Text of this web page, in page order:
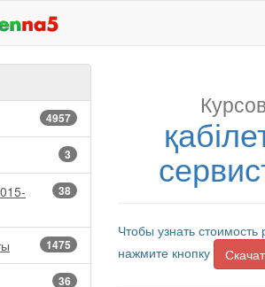
4957
3
38
1475
36
Чтобы узнать
нажмите кнопку